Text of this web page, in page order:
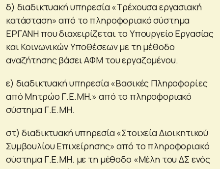
δ) διαδικτυακή υπηρεσία «Τρέχουσα εργασιακή
κατάσταση» από το πληροφοριακό σύστημα
ΕΡΓΑΝΗ που διαχειρίζεται το Υπουργείο Εργασίας
και Κοινωνικών Υποθέσεων με τη μέθοδο
αναζήτησης βάσει ΑΦΜ του εργαζομένου.
ε) διαδικτυακή υπηρεσία «Βασικές Πληροφορίες
από Μητρώο Γ.Ε.ΜΗ.» από το πληροφοριακό
σύστημα Γ.Ε.ΜΗ.
στ) διαδικτυακή υπηρεσία «Στοιχεία Διοικητικού
Συμβουλίου Επιχείρησης» από το πληροφοριακό
σύστημα Γ.Ε.ΜΗ. με τη μέθοδο «Μέλη του ΔΣ ενός